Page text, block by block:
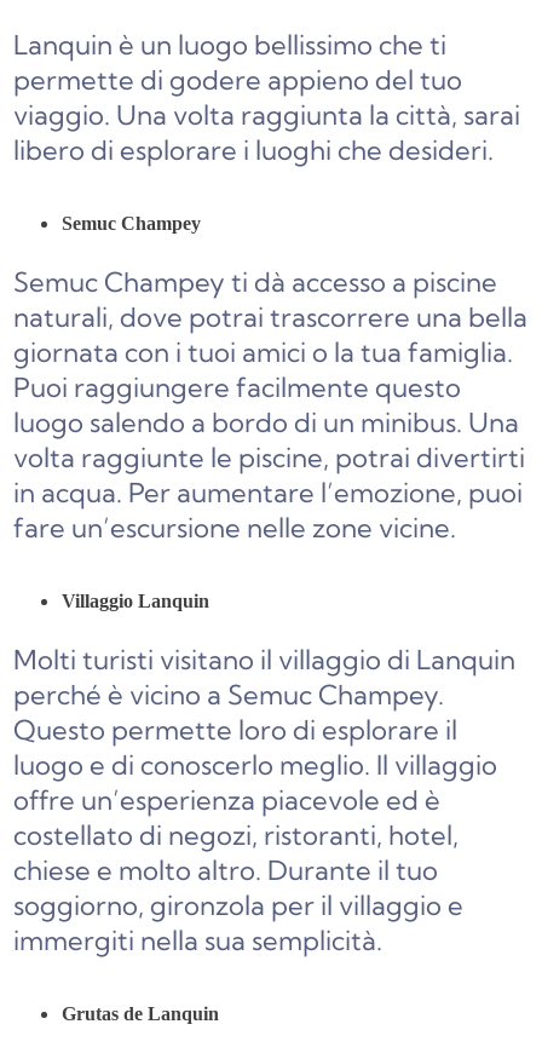
Lanquin è un luogo bellissimo che ti
permette di godere appieno del tuo
viaggio. Una volta raggiunta la città, sarai
libero di esplorare i luoghi che desideri.
Semuc Champey
Semuc Champey ti dà accesso a piscine
naturali, dove potrai trascorrere una bella
giornata con i tuoi amici o la tua famiglia.
Puoi raggiungere facilmente questo
luogo salendo a bordo di un minibus. Una
volta raggiunte le piscine, potrai divertirti
in acqua. Per aumentare l’emozione, puoi
fare un’escursione nelle zone vicine.
Villaggio Lanquin
Molti turisti visitano il villaggio di Lanquin
perché è vicino a Semuc Champey.
Questo permette loro di esplorare il
luogo e di conoscerlo meglio. Il villaggio
offre un’esperienza piacevole ed è
costellato di negozi, ristoranti, hotel,
chiese e molto altro. Durante il tuo
soggiorno, gironzola per il villaggio e
immergiti nella sua semplicità.
Grutas de Lanquin